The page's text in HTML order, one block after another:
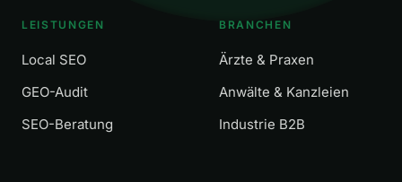
LEISTUNGEN
Local SEO
GEO-Audit
SEO-Beratung
BRANCHEN
Ärzte & Praxen
Anwälte & Kanzleien
Industrie B2B